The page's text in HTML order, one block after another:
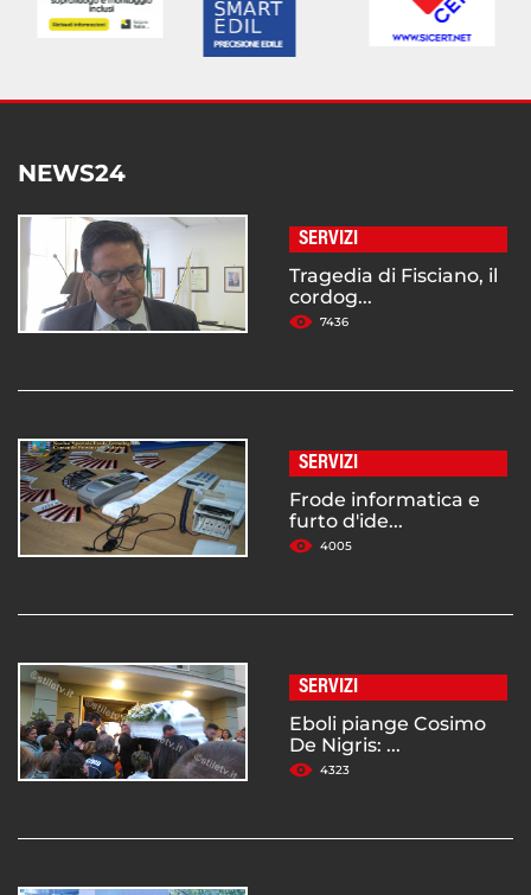
NEWS24
SERVIZI
Tragedia di Fisciano, il
cordog...
7436
SERVIZI
Frode informatica e
furto d'ide...
4005
SERVIZI
Eboli piange Cosimo
De Nigris: ...
4323